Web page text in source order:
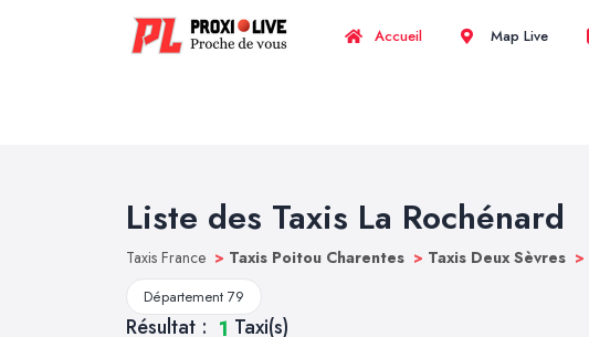
Accueil Map Live
Liste des Taxis La Rochénard
Taxis France > Taxis Poitou Charentes > Taxis Deux Sèvres >
Département 79
Résultat : 1 Taxi(s)